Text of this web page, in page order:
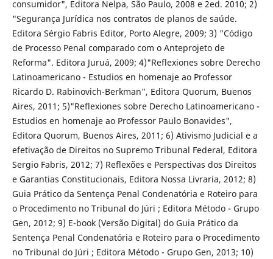
consumidor", Editora Nelpa, São Paulo, 2008 e 2ed. 2010; 2)
"Segurança Jurídica nos contratos de planos de saúde.
Editora Sérgio Fabris Editor, Porto Alegre, 2009; 3) "Código
de Processo Penal comparado com o Anteprojeto de
Reforma". Editora Juruá, 2009; 4)"Reflexiones sobre Derecho
Latinoamericano - Estudios en homenaje ao Professor
Ricardo D. Rabinovich-Berkman", Editora Quorum, Buenos
Aires, 2011; 5)"Reflexiones sobre Derecho Latinoamericano -
Estudios en homenaje ao Professor Paulo Bonavides",
Editora Quorum, Buenos Aires, 2011; 6) Ativismo Judicial e a
efetivação de Direitos no Supremo Tribunal Federal, Editora
Sergio Fabris, 2012; 7) Reflexões e Perspectivas dos Direitos
e Garantias Constitucionais, Editora Nossa Livraria, 2012; 8)
Guia Prático da Sentença Penal Condenatória e Roteiro para
o Procedimento no Tribunal do Júri ; Editora Método - Grupo
Gen, 2012; 9) E-book (Versão Digital) do Guia Prático da
Sentença Penal Condenatória e Roteiro para o Procedimento
no Tribunal do Júri ; Editora Método - Grupo Gen, 2013; 10)